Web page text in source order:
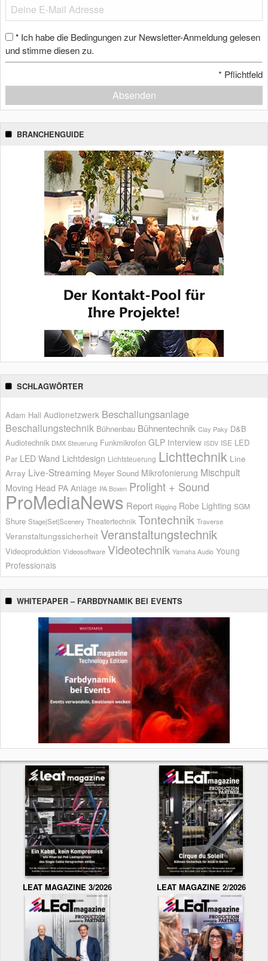
* Ich habe die Bedingungen zur Newsletter-Anmeldung gelesen
und stimme diesen zu.
* Pflichtfeld
Absenden
BRANCHENGUIDE
SCHLAGWÖRTER
Adam Hall Audionetzwerk Beschallungsanlage
Beschallungstechnik Bühnenbau Bühnentechnik Clay Paky D&B
Audiotechnik DMX Steuerung Funkmikrofon GLP Interview ISDV ISE LED
Par LED Wand Lichtdesign Lichtsteuerung Lichttechnik Line
Array Live-Streaming Meyer Sound Mikrofonierung Mischpult
Moving Head PA Anlage PA Boxen Prolight + Sound
ProMediaNews Report Rigging Robe Lighting SGM
Shure Stage|Set|Scenery Theatertechnik Tontechnik Traverse
Veranstaltungssicherheit Veranstaltungstechnik
Videoproduktion Videosoftware Videotechnik Yamaha Audio Young
Professionals
WHITEPAPER – FARBDYNAMIK BEI EVENTS
LEAT MAGAZINE 3/2026 LEAT MAGAZINE 2/2026